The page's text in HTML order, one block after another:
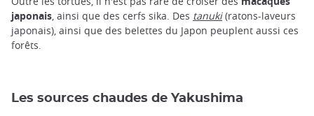
japonais, ainsi que des cerfs sika. Des tanuki(ratons-laveurs
japonais), ainsi que des belettes du Japon peuplent aussi ces
forêts.
Les sources chaudes de Yakushima